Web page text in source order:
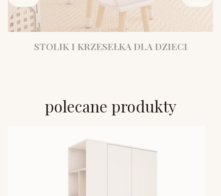
STOLIK I KRZESEŁKA DLA DZIECI
polecane produkty